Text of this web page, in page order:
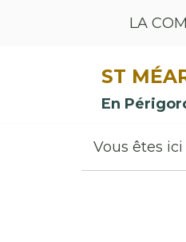
LA
ST
En
Vous êtes ici